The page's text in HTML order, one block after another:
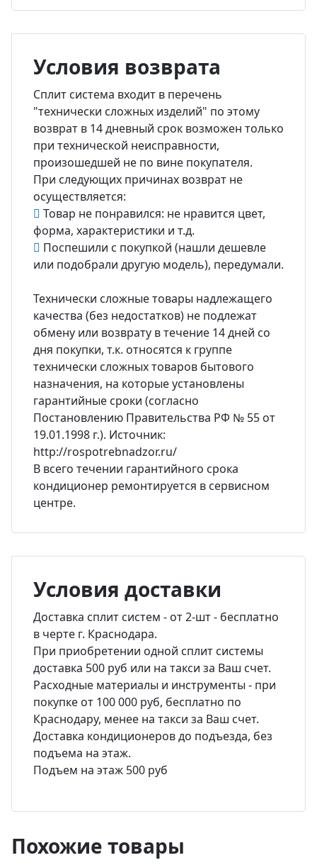
Условия возврата
Сплит система входит в перечень
"технически сложных изделий" по этому
возврат в 14 дневный срок возможен только
при технической неисправности,
произошедшей не по вине покупателя.
При следующих причинах возврат не
осуществляется:
Товар не понравился: не нравится цвет,
форма, характеристики и т.д.
Поспешили с покупкой (нашли дешевле
или подобрали другую модель), передумали.
Технически сложные товары надлежащего
качества (без недостатков) не подлежат
обмену или возврату в течение 14 дней со
дня покупки, т.к. относятся к группе
технически сложных товаров бытового
назначения, на которые установлены
гарантийные сроки (согласно
Постановлению Правительства РФ № 55 от
19.01.1998 г.). Источник:
http://rospotrebnadzor.ru/
В всего течении гарантийного срока
кондиционер ремонтируется в сервисном
центре.
Условия доставки
Доставка сплит систем - от 2-шт - бесплатно
в черте г. Краснодара.
При приобретении одной сплит системы
доставка 500 руб или на такси за Ваш счет.
Расходные материалы и инструменты - при
покупке от 100 000 руб, бесплатно по
Краснодару, менее на такси за Ваш счет.
Доставка кондиционеров до подъезда, без
подъема на этаж.
Подъем на этаж 500 руб
Похожие товары